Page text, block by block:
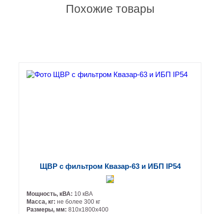
Похожие товары
ЩВР с фильтром Квазар-63 и ИБП IP54
Мощность, кВА: 10 кВА
Масса, кг: не более 300 кг
Размеры, мм: 810х1800х400